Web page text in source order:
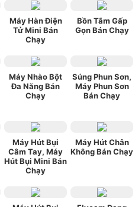
Máy Hàn Điện
Tử Mini Bán
Chạy
Bồn Tắm Gấp
Gọn Bán Chạy
Máy Nhào Bột
Đa Năng Bán
Chạy
Súng Phun Sơn,
Máy Phun Sơn
Bán Chạy
Máy Hút Bụi
Câm Tay, Máy
Hút Bụi Mini Bán
Chạy
Máy Hút Chân
Không Bán Chạy